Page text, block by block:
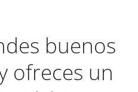
buenos
ofreces un